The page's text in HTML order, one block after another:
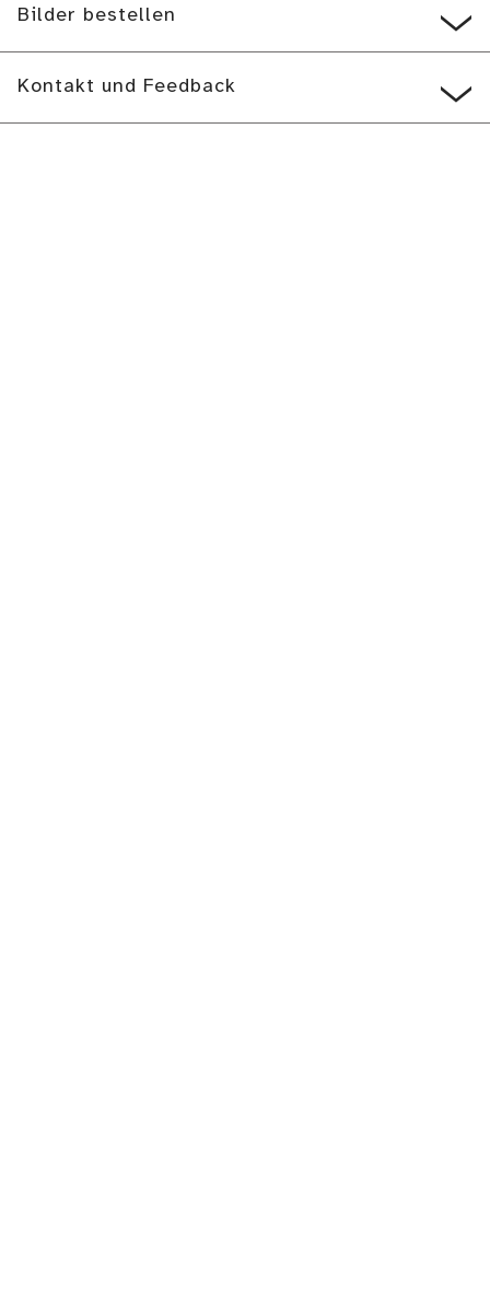
Bilder bestellen
Kontakt und Feedback